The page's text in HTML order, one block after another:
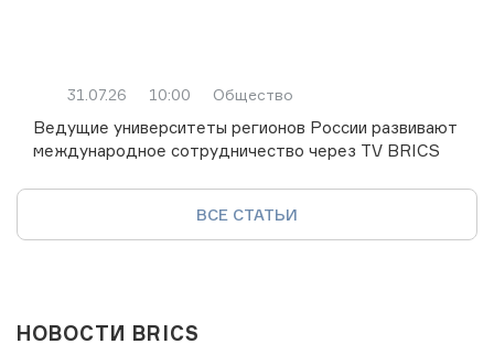
31.07.26 10:00 Общество
Ведущие университеты регионов России развивают
международное сотрудничество через TV BRICS
ВСЕ СТАТЬИ
НОВОСТИ BRICS